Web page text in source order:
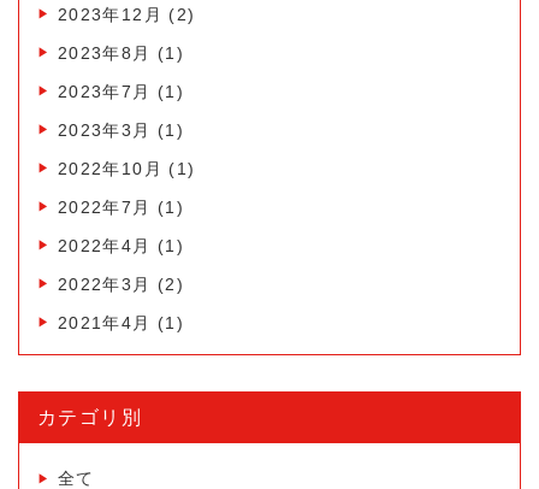
2023年12月
(2)
2023年8月
(1)
2023年7月
(1)
2023年3月
(1)
2022年10月
(1)
2022年7月
(1)
2022年4月
(1)
2022年3月
(2)
2021年4月
(1)
カテゴリ別
全て